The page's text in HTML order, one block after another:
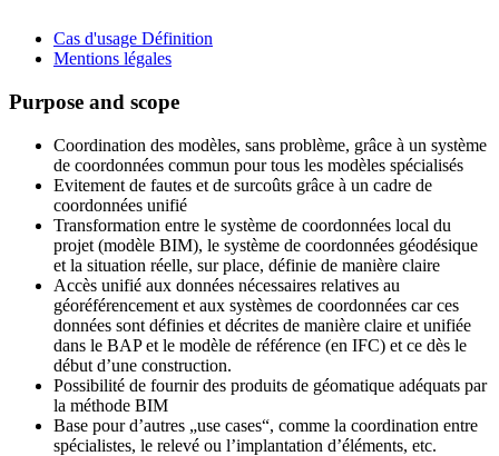
Cas d'usage Définition
Mentions légales
Purpose and scope
Coordination des modèles, sans problème, grâce à un système
de coordonnées commun pour tous les modèles spécialisés
Evitement de fautes et de surcoûts grâce à un cadre de
coordonnées unifié
Transformation entre le système de coordonnées local du
projet (modèle BIM), le système de coordonnées géodésique
et la situation réelle, sur place, définie de manière claire
Accès unifié aux données nécessaires relatives au
géoréférencement et aux systèmes de coordonnées car ces
données sont définies et décrites de manière claire et unifiée
dans le BAP et le modèle de référence (en IFC) et ce dès le
début d’une construction.
Possibilité de fournir des produits de géomatique adéquats par
la méthode BIM
Base pour d’autres „use cases“, comme la coordination entre
spécialistes, le relevé ou l’implantation d’éléments, etc.